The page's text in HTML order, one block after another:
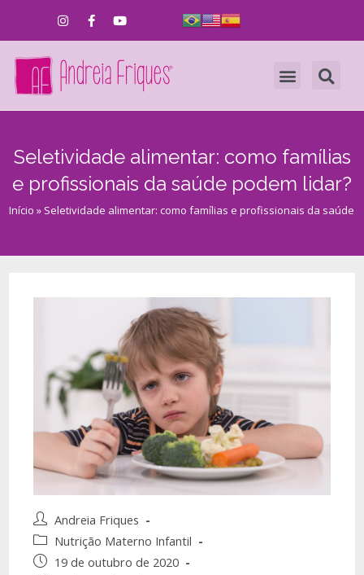
Seletividade alimentar: como famílias
e profissionais da saúde podem lidar?
Início » Seletividade alimentar: como famílias e profissionais da saúde
Andreia Friques
Nutrição Materno Infantil
19 de outubro de 2020